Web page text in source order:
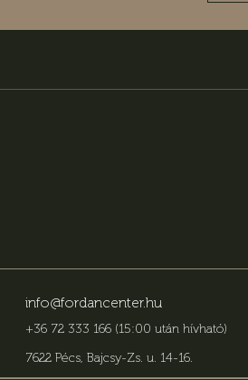
info@fordancenter.hu
+36 72 333 166 (15:00 után hívható)
7622 Pécs, Bajcsy-Zs. u. 14-16.